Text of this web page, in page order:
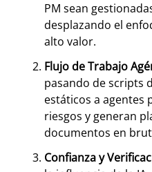
PM sean
desplazando el
alto valor.
Flujo de Trabajo
pasando de scripts
estáticos a agentes
riesgos y generan
documentos en
Confianza y